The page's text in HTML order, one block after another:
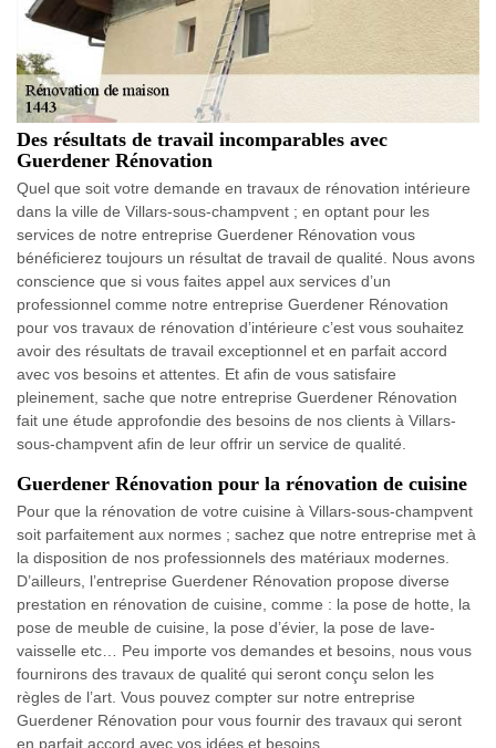
Des résultats de travail incomparables avec
Guerdener Rénovation
Quel que soit votre demande en travaux de rénovation intérieure
dans la ville de Villars-sous-champvent ; en optant pour les
services de notre entreprise Guerdener Rénovation vous
bénéficierez toujours un résultat de travail de qualité. Nous avons
conscience que si vous faites appel aux services d’un
professionnel comme notre entreprise Guerdener Rénovation
pour vos travaux de rénovation d’intérieure c’est vous souhaitez
avoir des résultats de travail exceptionnel et en parfait accord
avec vos besoins et attentes. Et afin de vous satisfaire
pleinement, sache que notre entreprise Guerdener Rénovation
fait une étude approfondie des besoins de nos clients à Villars-
sous-champvent afin de leur offrir un service de qualité.
Guerdener Rénovation pour la rénovation de cuisine
Pour que la rénovation de votre cuisine à Villars-sous-champvent
soit parfaitement aux normes ; sachez que notre entreprise met à
la disposition de nos professionnels des matériaux modernes.
D’ailleurs, l’entreprise Guerdener Rénovation propose diverse
prestation en rénovation de cuisine, comme : la pose de hotte, la
pose de meuble de cuisine, la pose d’évier, la pose de lave-
vaisselle etc… Peu importe vos demandes et besoins, nous vous
fournirons des travaux de qualité qui seront conçu selon les
règles de l’art. Vous pouvez compter sur notre entreprise
Guerdener Rénovation pour vous fournir des travaux qui seront
en parfait accord avec vos idées et besoins.